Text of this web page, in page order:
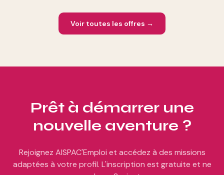
Voir toutes les offres →
Prêt à démarrer une
nouvelle aventure ?
Rejoignez AISPAC'Emploi et accédez à des missions
adaptées à votre profil. L'inscription est gratuite et ne